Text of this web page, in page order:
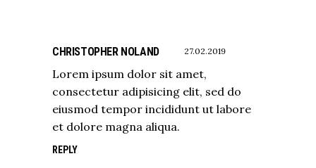
CHRISTOPHER NOLAND 27.02.2019
Lorem ipsum dolor sit amet,
consectetur adipisicing elit, sed do
eiusmod tempor incididunt ut labore
et dolore magna aliqua.
REPLY